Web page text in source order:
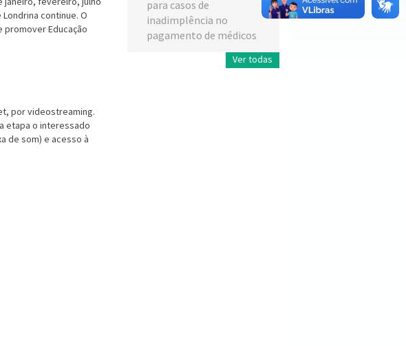
continue. O
promover Educação
por videostreaming.
etapa o interessado
de som) e acesso à
para casos de
inadimplência no
pagamento de médicos
Ver todas